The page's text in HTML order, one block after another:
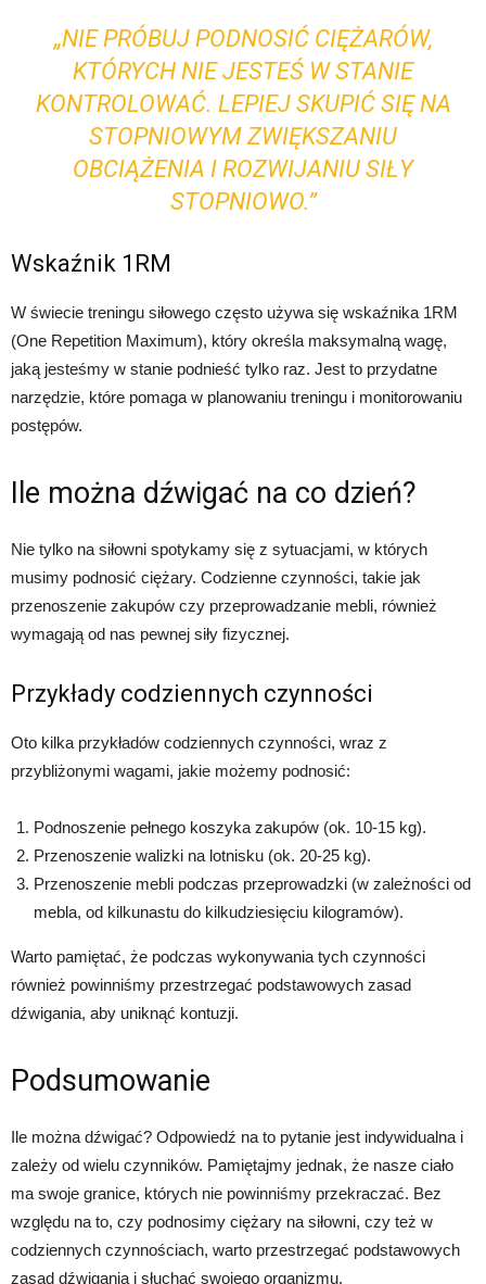
„NIE PRÓBUJ PODNOSIĆ CIĘŻARÓW,
KTÓRYCH NIE JESTEŚ W STANIE
KONTROLOWAĆ. LEPIEJ SKUPIĆ SIĘ NA
STOPNIOWYM ZWIĘKSZANIU
OBCIĄŻENIA I ROZWIJANIU SIŁY
STOPNIOWO.”
Wskaźnik 1RM
W świecie treningu siłowego często używa się wskaźnika 1RM
(One Repetition Maximum), który określa maksymalną wagę,
jaką jesteśmy w stanie podnieść tylko raz. Jest to przydatne
narzędzie, które pomaga w planowaniu treningu i monitorowaniu
postępów.
Ile można dźwigać na co dzień?
Nie tylko na siłowni spotykamy się z sytuacjami, w których
musimy podnosić ciężary. Codzienne czynności, takie jak
przenoszenie zakupów czy przeprowadzanie mebli, również
wymagają od nas pewnej siły fizycznej.
Przykłady codziennych czynności
Oto kilka przykładów codziennych czynności, wraz z
przybliżonymi wagami, jakie możemy podnosić:
Podnoszenie pełnego koszyka zakupów (ok. 10-15 kg).
Przenoszenie walizki na lotnisku (ok. 20-25 kg).
Przenoszenie mebli podczas przeprowadzki (w zależności od
mebla, od kilkunastu do kilkudziesięciu kilogramów).
Warto pamiętać, że podczas wykonywania tych czynności
również powinniśmy przestrzegać podstawowych zasad
dźwigania, aby uniknąć kontuzji.
Podsumowanie
Ile można dźwigać? Odpowiedź na to pytanie jest indywidualna i
zależy od wielu czynników. Pamiętajmy jednak, że nasze ciało
ma swoje granice, których nie powinniśmy przekraczać. Bez
względu na to, czy podnosimy ciężary na siłowni, czy też w
codziennych czynnościach, warto przestrzegać podstawowych
zasad dźwigania i słuchać swojego organizmu.